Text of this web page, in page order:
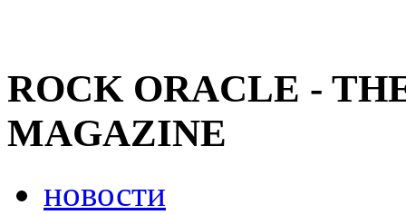
ROCK ORACLE -
MAGAZINE
новости